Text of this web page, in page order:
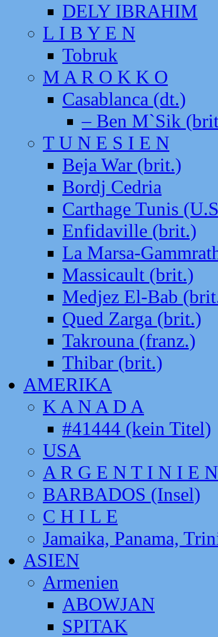
DELY IBRAHIM
L I B Y E N
Tobruk
M A R O K K O
Casablanca (dt.)
– Ben M`Sik
T U N E S I E N
Beja War (brit.)
Bordj Cedria
Carthage Tunis
Enfidaville (brit.)
La Marsa-
Massicault (brit.)
Medjez El-Bab
Qued Zarga (brit.)
Takrouna (franz.)
Thibar (brit.)
AMERIKA
K A N A D A
#41444 (kein Titel)
USA
A R G E N T I N I E N
BARBADOS (Insel)
C H I L E
Jamaika, Panama,
ASIEN
Armenien
ABOWJAN
SPITAK